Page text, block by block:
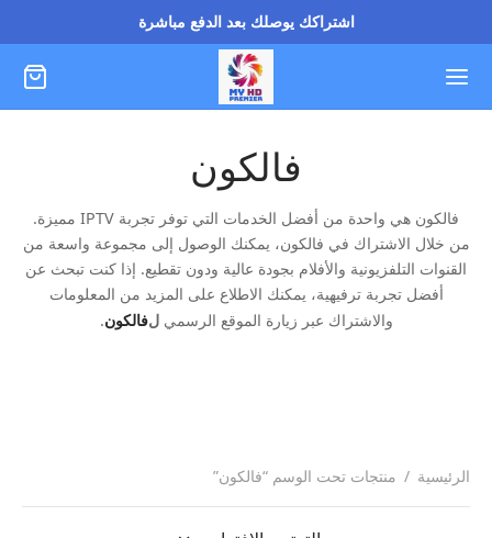
اشتراكك يوصلك بعد الدفع مباشرة
فالكون
فالكون هي واحدة من أفضل الخدمات التي توفر تجربة IPTV مميزة.
من خلال الاشتراك في فالكون، يمكنك الوصول إلى مجموعة واسعة من
القنوات التلفزيونية والأفلام بجودة عالية ودون تقطيع. إذا كنت تبحث عن
أفضل تجربة ترفيهية، يمكنك الاطلاع على المزيد من المعلومات
والاشتراك عبر زيارة الموقع الرسميلفالكون.
الرئيسية / منتجات تحت الوسم “فالكون”